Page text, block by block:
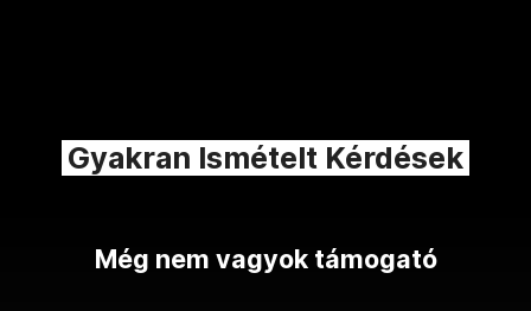
Gyakran Ismételt Kérdések
Még nem vagyok támogató